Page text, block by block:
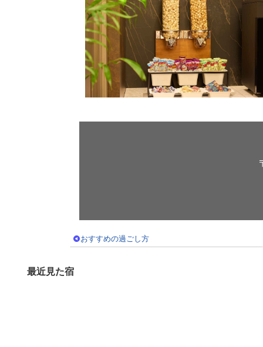
おすすめの過ごし方
最近見た宿